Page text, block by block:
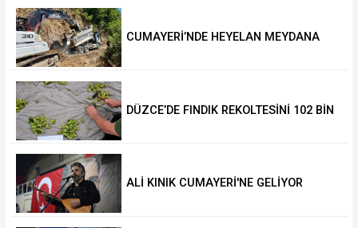
CUMAYERİ’NDE HEYELAN MEYDANA
DÜZCE’DE FINDIK REKOLTESİNİ 102 BİN
ALİ KINIK CUMAYERİ'NE GELİYOR